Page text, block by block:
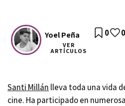
Yoel Peña
VER
ARTÍCULOS
0 0
Santi Millán lleva toda una vida
cine. Ha participado en